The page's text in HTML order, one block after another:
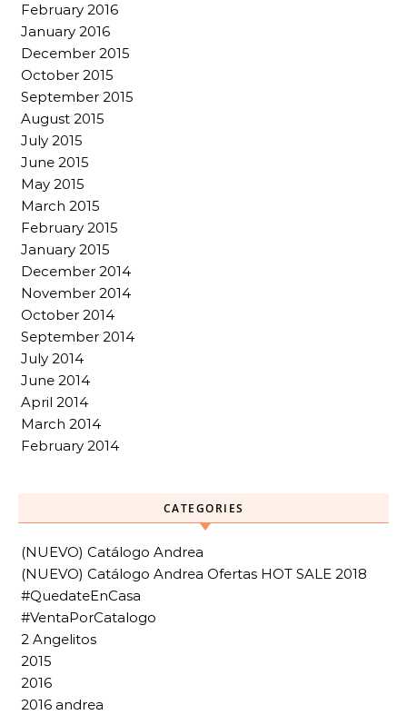
February 2016
January 2016
December 2015
October 2015
September 2015
August 2015
July 2015
June 2015
May 2015
March 2015
February 2015
January 2015
December 2014
November 2014
October 2014
September 2014
July 2014
June 2014
April 2014
March 2014
February 2014
CATEGORIES
(NUEVO) Catálogo Andrea
(NUEVO) Catálogo Andrea Ofertas HOT SALE 2018
#QuedateEnCasa
#VentaPorCatalogo
2 Angelitos
2015
2016
2016 andrea